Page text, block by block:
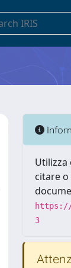
citare
https://
3